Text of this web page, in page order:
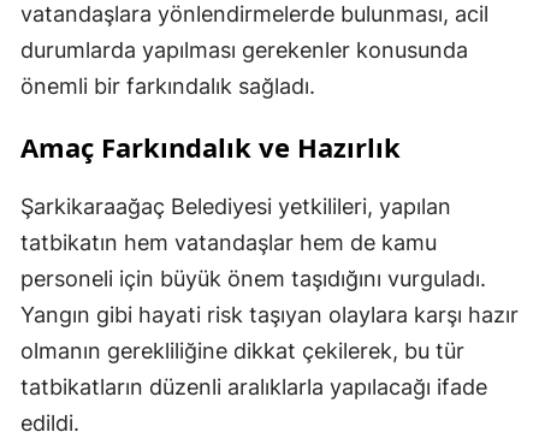
vatandaşlara yönlendirmelerde bulunması, acil
durumlarda yapılması gerekenler konusunda
önemli bir farkındalık sağladı.
Amaç Farkındalık ve Hazırlık
Şarkikaraağaç Belediyesi yetkilileri, yapılan
tatbikatın hem vatandaşlar hem de kamu
personeli için büyük önem taşıdığını vurguladı.
Yangın gibi hayati risk taşıyan olaylara karşı hazır
olmanın gerekliliğine dikkat çekilerek, bu tür
tatbikatların düzenli aralıklarla yapılacağı ifade
edildi.